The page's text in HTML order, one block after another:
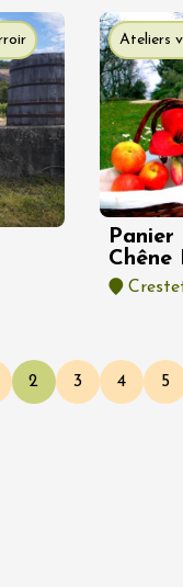
Ateliers
Panier
Chêne
Page courante
2 Page
3 Page
4 5